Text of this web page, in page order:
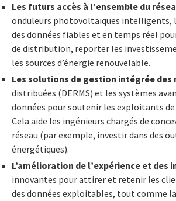
Les futurs accès à l’ensemble du
onduleurs photovoltaïques intelligents,
des données fiables et en temps réel
de distribution, reporter les
les sources d’énergie renouvelable.
Les solutions de gestion intégrée des
distribuées (DERMS) et les systèmes
données pour soutenir les exploitants
Cela aide les ingénieurs chargés de
réseau (par exemple, investir dans des
énergétiques).
L’amélioration de l’expérience et
innovantes pour attirer et retenir les
des données exploitables, tout comme